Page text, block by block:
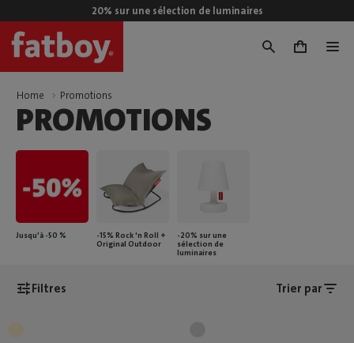
20% sur une sélection de luminaires
0
Home Promotions
PROMOTIONS
Jusqu’à -50 %
-15% Rock 'n Roll +
Original Outdoor
-20% sur une
sélection de
luminaires
Filtres Trier par